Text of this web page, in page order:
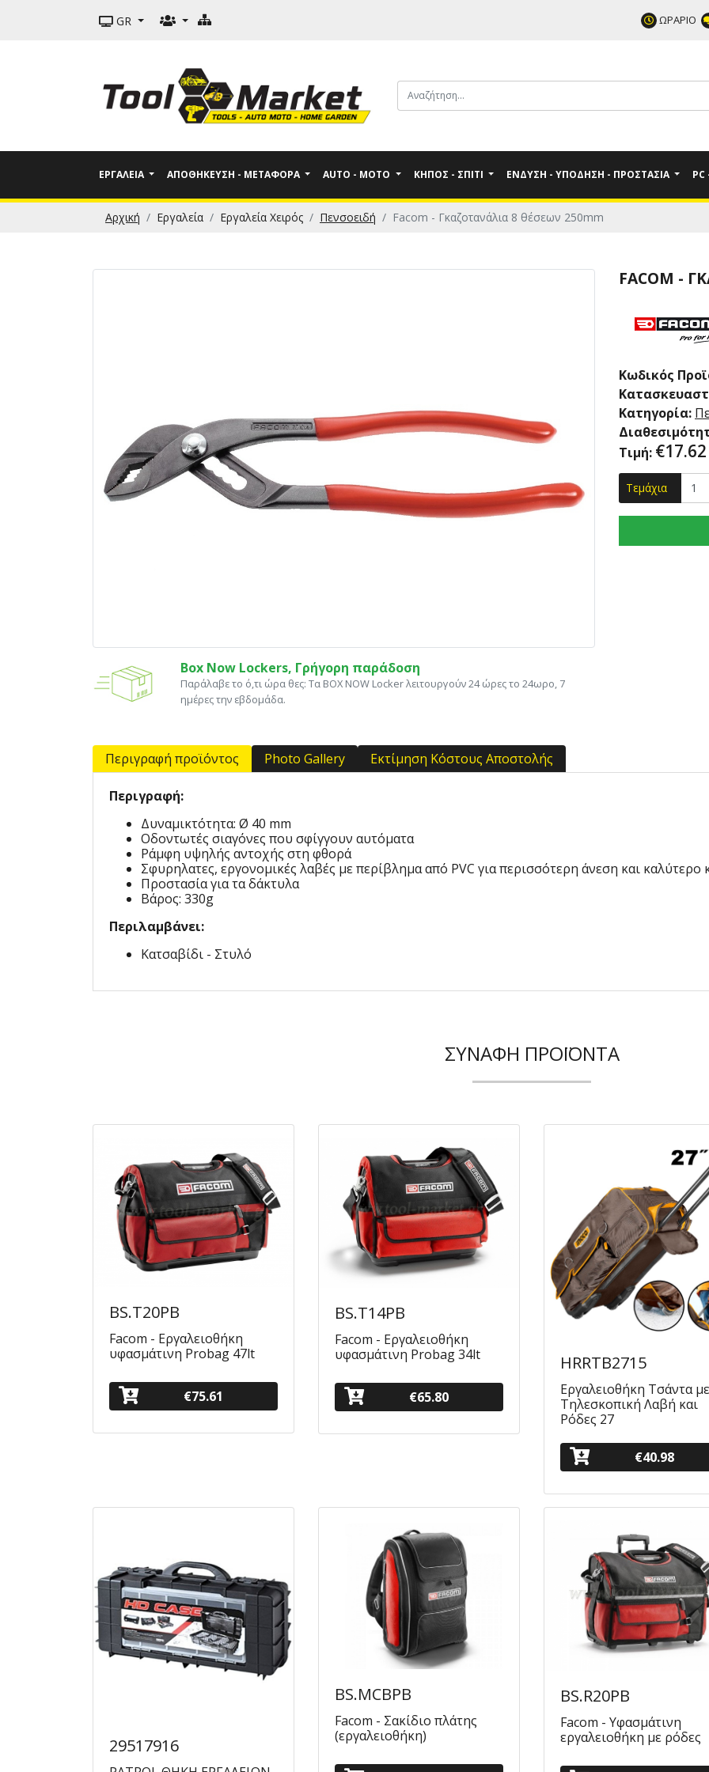
GR ΩΡΑΡΙΟ
ΕΡΓΑΛΕΊΑ ΑΠΟΘΉΚΕΥΣΗ - ΜΕΤΑΦΟΡΆ AUTO - MOTO ΚΉΠΟΣ - ΣΠΊΤΙ ΈΝΔΥΣΗ - ΥΠΌΔΗΣΗ - ΠΡΟΣΤΑΣΊΑ
Αρχική Εργαλεία Εργαλεία Χειρός Πενσοειδή Facom - Γκαζοτανάλια 8 θέσεων 250mm
Box Now Lockers, Γρήγορη παράδοση
Παράλαβε το ό,τι ώρα θες: Tα ΒΟΧ ΝΟW Locker λειτουργούν 24 ώρες το 24ωρο, 7
ημέρες την εβδομάδα.
FACOM -
Κωδικός
Κατηγορία:
Τιμή: €17.62
Τεμάχια
Περιγραφή προϊόντος Photo Gallery Εκτίμηση Κόστους Αποστολής
Περιγραφή:
Δυναμικτότητα: Ø 40 mm
Οδοντωτές σιαγόνες που σφίγγουν αυτόματα
Ράμφη υψηλής αντοχής στη φθορά
Σφυρηλατες, εργονομικές λαβές με περίβλημα από PVC για περισσότερη άνεση και καλύτερο
Προστασία για τα δάκτυλα
Βάρος: 330g
Περιλαμβάνει:
Kατσαβίδι - Στυλό
ΣΥΝΑΦΉ ΠΡΟΪΌΝΤΑ
BS.T20PB
Facom - Εργαλειοθήκη
υφασμάτινη Probag 47lt
€75.61
BS.T14PB
Facom - Εργαλειοθήκη
υφασμάτινη Probag 34lt
€65.80
HRRTB2715
Εργαλειοθήκη Τσάντα με
Τηλεσκοπική Λαβή και
Ρόδες 27
€40.98
29517916
BS.MCBPB
Facom - Σακίδιο πλάτης
(εργαλειοθήκη)
BS.R20PB
Facom - Υφασμάτινη
εργαλειοθήκη με ρόδες